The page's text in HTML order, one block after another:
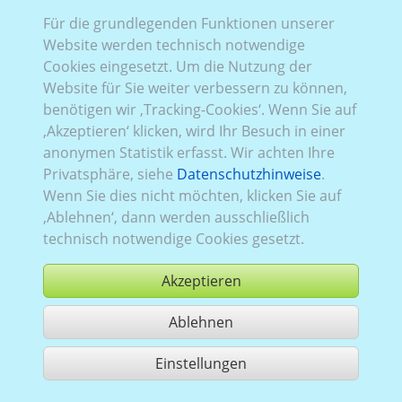
Rena_813: Baureihe 3, Facelift 2, RWD (Heckantrieb)
2019–2024, 1,Heckflügeltüren
, Verglasung Links
teilverglast
, Rechts teilverglast , Heck verglast
kaufen
1 Treffer teilen
Für die grundlegenden Funktionen unserer
Website werden technisch notwendige
Cookies eingesetzt. Um die Nutzung der
Website für Sie weiter verbessern zu können,
benötigen wir ‚Tracking-Cookies‘. Wenn Sie auf
‚Akzeptieren‘ klicken, wird Ihr Besuch in einer
anonymen Statistik erfasst. Wir achten Ihre
Privatsphäre, siehe Datenschutzhinweise.
Wenn Sie dies nicht möchten, klicken Sie auf
‚Ablehnen‘, dann werden ausschließlich
technisch notwendige Cookies gesetzt.
Akzeptieren
Ablehnen
Einstellungen